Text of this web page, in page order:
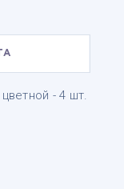
- 4 шт.